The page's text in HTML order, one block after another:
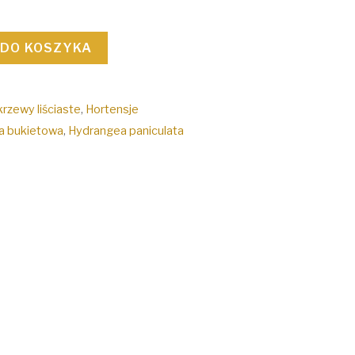
KOSZYKA
liściaste, Hortensje
bukietowa, Hydrangea paniculata